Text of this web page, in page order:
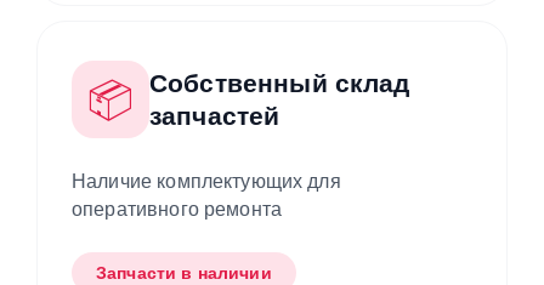
📦
Собственный склад
запчастей
Наличие комплектующих для
оперативного ремонта
Запчасти в наличии